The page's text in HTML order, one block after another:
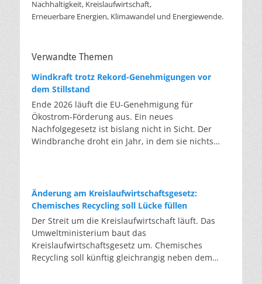
Nachhaltigkeit, Kreislaufwirtschaft,
Erneuerbare Energien, Klimawandel und Energiewende.
Verwandte Themen
Windkraft trotz Rekord-Genehmigungen vor
dem Stillstand
Ende 2026 läuft die EU-Genehmigung für
Ökostrom-Förderung aus. Ein neues
Nachfolgegesetz ist bislang nicht in Sicht. Der
Windbranche droht ein Jahr, in dem sie nichts
die Verfahren laufen heute deutlich schneller. Die
Halbjahresbilanz der Branche bestätigt dieses
Muster: So viele Windräder wie nie zuvor wurden
genehmigt, doch im ersten Halbjahr gingen netto
nur rund zwei Gigawatt ans Netz. Der Bestand
liegt damit bei etwa 70 Gigawatt. Das gesetzliche
Zwischenziel von 84 Gigawatt zum Jahresende ist
Änderung am Kreislaufwirtschaftsgesetz:
Chemisches Recycling soll Lücke füllen
Der Streit um die Kreislaufwirtschaft läuft. Das
Umweltministerium baut das
Kreislaufwirtschaftsgesetz um. Chemisches
Recycling soll künftig gleichrangig neben dem